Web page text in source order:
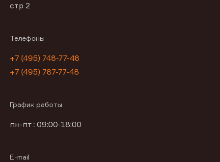
стр 2
Телефоны
+7 (495) 748-77-48
+7 (495) 787-77-48
График работы
пн-пт : 09:00-18:00
E-mail